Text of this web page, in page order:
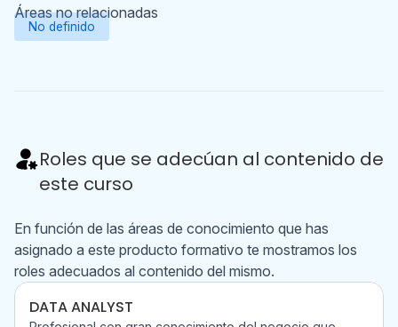
Áreas no relacionadas
No definido
Roles que se adecúan al contenido de
este curso
En función de las áreas de conocimiento que has
asignado a este producto formativo te mostramos los
roles adecuados al contenido del mismo.
DATA ANALYST